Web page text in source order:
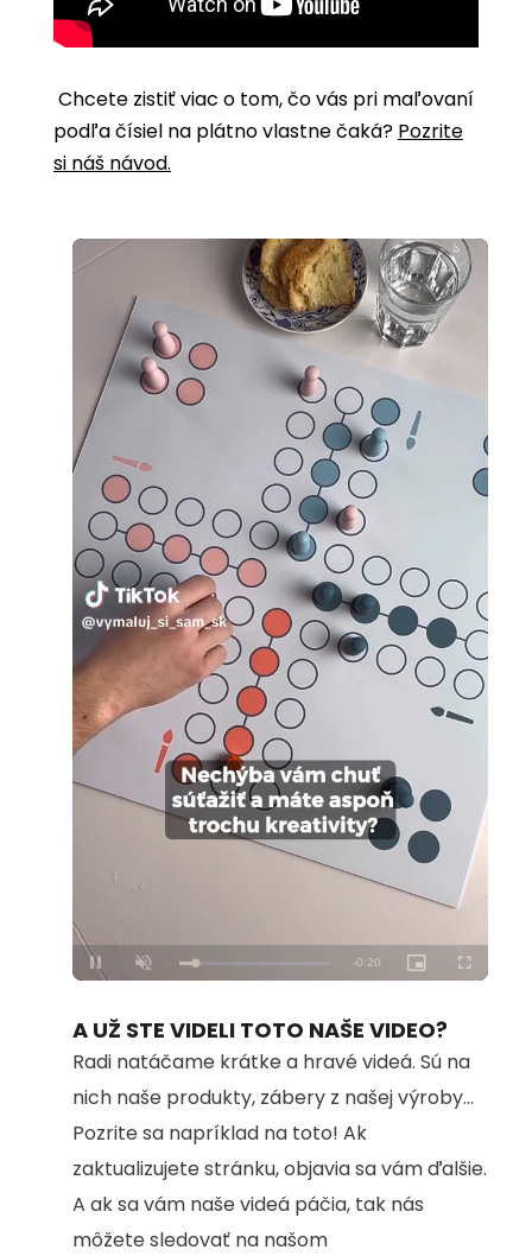
Chcete zistiť viac o tom, čo vás pri maľovaní
podľa čísiel na plátno vlastne čaká? Pozrite
si náš návod.
Unmute Loaded
100.00%
A UŽ STE VIDELI TOTO NAŠE VIDEO?
Radi natáčame krátke a hravé videá. Sú na
nich naše produkty, zábery z našej výroby...
Pozrite sa napríklad na toto! Ak
zaktualizujete stránku, objavia sa vám ďalšie.
A ak sa vám naše videá páčia, tak nás
môžete sledovať na našom